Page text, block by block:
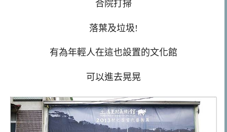
合院打掃
落葉及垃圾!
有為年輕人在這也設置的文化館
可以進去晃晃